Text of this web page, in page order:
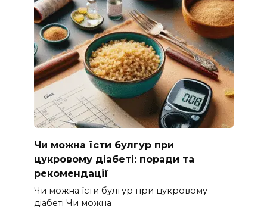
Чи можна їсти булгур при
цукровому діабеті: поради та
рекомендації
Чи можна їсти булгур при цукровому
діабеті Чи можна